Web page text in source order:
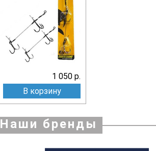
1 050 р.
В корзину
Наши бренды